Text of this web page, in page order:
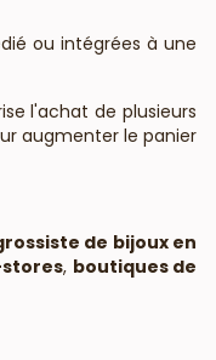
ou intégrées à une
l'achat de plusieurs
augmenter le panier
de bijoux en
, boutiques de